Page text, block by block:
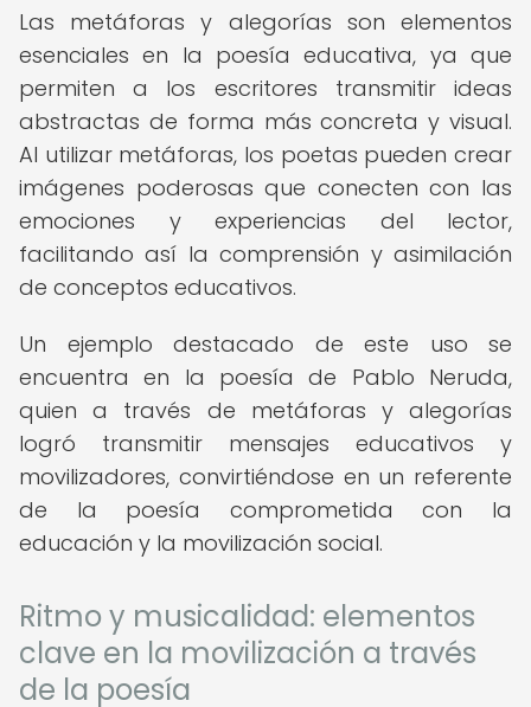
Las metáforas y alegorías son elementos
esenciales en la poesía educativa, ya que
permiten a los escritores transmitir ideas
abstractas de forma más concreta y visual.
Al utilizar metáforas, los poetas pueden crear
imágenes poderosas que conecten con las
emociones y experiencias del lector,
facilitando así la comprensión y asimilación
de conceptos educativos.
Un ejemplo destacado de este uso se
encuentra en la poesía de Pablo Neruda,
quien a través de metáforas y alegorías
logró transmitir mensajes educativos y
movilizadores, convirtiéndose en un referente
de la poesía comprometida con la
educación y la movilización social.
Ritmo y musicalidad: elementos
clave en la movilización a través
de la poesía